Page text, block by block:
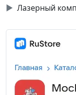
▶ Лазерный